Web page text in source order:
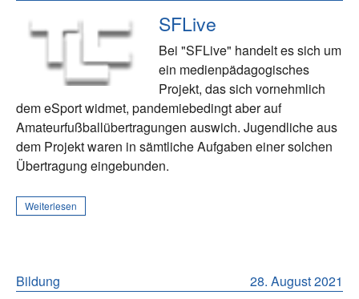
SFLive
Bei "SFLive" handelt es sich um
ein medienpädagogisches
Projekt, das sich vornehmlich
dem eSport widmet, pandemiebedingt aber auf
Amateurfußballübertragungen auswich. Jugendliche aus
dem Projekt waren in sämtliche Aufgaben einer solchen
Übertragung eingebunden.
Weiterlesen
28. August 2021
Bildung